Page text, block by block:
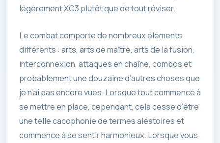
légèrement XC3 plutôt que de tout réviser.
Le combat comporte de nombreux éléments
différents : arts, arts de maître, arts de la fusion,
interconnexion, attaques en chaîne, combos et
probablement une douzaine d’autres choses que
je n’ai pas encore vues. Lorsque tout commence à
se mettre en place, cependant, cela cesse d’être
une telle cacophonie de termes aléatoires et
commence à se sentir harmonieux. Lorsque vous